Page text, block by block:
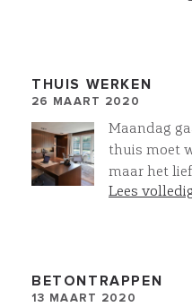
is Op Maat
mogelijkk
Particulier
THUIS WERKEN
26 MAART 2020
Maandag
thuis moet
maar het
Lees
BETONTRAPPEN
13 MAART 2020